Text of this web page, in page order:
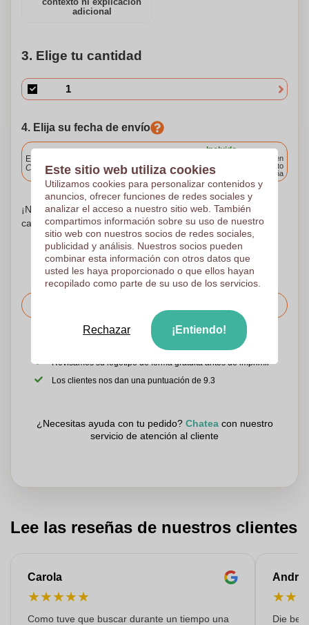
individuos de diversas alturas. Confeccionados con una
pantalones ofrecen durabilidad y resistencia al agua. La
aumenta la longevidad y durabilidad de los pantalones.
Personaliza estos pantalones para que sean tuyos y
adicional
3. Elige tu cantidad
4. Elija su fecha de envío
Incluido
Entrega estándar
Cargue y apruebe sus archivos antes de las 9.30 a.m.
Entrega en
cualquier punto
de España
¡No te preocupes! Simplemente suba sus archivos a la
canasta de compras
Sube tu logotipo en la página siguiente
Revisamos su logotipo de forma gratuita antes de imprimir
Los clientes nos dan una puntuación de 9.3
¿Necesitas ayuda con tu pedido? Chateacon nuestro
servicio de atención al cliente
Lee las reseñas de nuestros clientes
Carola
★★★★★
Como tuve que buscar durante un tiempo una
★★
Die
Este sitio web utiliza cookies
Utilizamos cookies para personalizar contenidos y
anuncios, ofrecer funciones de redes sociales y
analizar el acceso a nuestro sitio web. También
compartimos información sobre su uso de nuestro
sitio web con nuestros socios de redes sociales,
publicidad y análisis. Nuestros socios pueden
combinar esta información con otros datos que
usted les haya proporcionado o que ellos hayan
recopilado como parte de su uso de los servicios.
Rechazar ¡Entiendo!